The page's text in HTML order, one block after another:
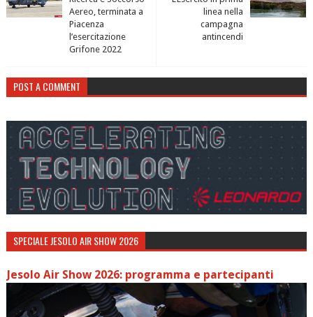
linea nella
campagna
antincendi
Aereo, terminata a
Piacenza
l’esercitazione
Grifone 2022
POST A COMMENT
SPECIALE JESOLO AIR SHOW 2026
Jesolo Air Show 2026: programma e partecipanti